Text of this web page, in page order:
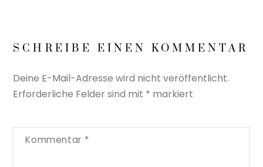
SCHREIBE EINEN KOMMENTAR
Deine E-Mail-Adresse wird nicht veröffentlicht.
Erforderliche Felder sind mit * markiert
Kommentar *